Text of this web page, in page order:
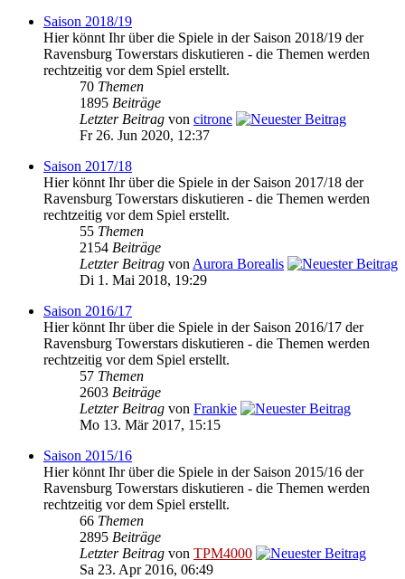
Saison 2018/19
Hier könnt Ihr über die Spiele in der Saison 2018/19 der
Ravensburg Towerstars diskutieren - die Themen werden
rechtzeitig vor dem Spiel erstellt.
70 Themen
1895 Beiträge
Letzter Beitrag von citrone
Fr 26. Jun 2020, 12:37
Saison 2017/18
Hier könnt Ihr über die Spiele in der Saison 2017/18 der
Ravensburg Towerstars diskutieren - die Themen werden
rechtzeitig vor dem Spiel erstellt.
55 Themen
2154 Beiträge
Letzter Beitrag von Aurora Borealis
Di 1. Mai 2018, 19:29
Saison 2016/17
Hier könnt Ihr über die Spiele in der Saison 2016/17 der
Ravensburg Towerstars diskutieren - die Themen werden
rechtzeitig vor dem Spiel erstellt.
57 Themen
2603 Beiträge
Letzter Beitrag von Frankie
Mo 13. Mär 2017, 15:15
Saison 2015/16
Hier könnt Ihr über die Spiele in der Saison 2015/16 der
Ravensburg Towerstars diskutieren - die Themen werden
rechtzeitig vor dem Spiel erstellt.
66 Themen
2895 Beiträge
Letzter Beitrag von TPM4000
Sa 23. Apr 2016, 06:49